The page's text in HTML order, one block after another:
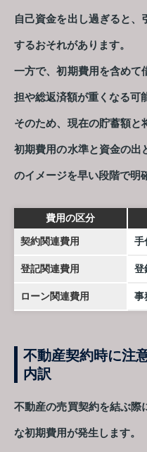
自己資金を出し過ぎると、
するおそれがあります。
一方で、初期費用を含めて
担や総返済額が重くなる可
そのため、現在の貯蓄額と
初期費用の水準と資金の出
のイメージを早い段階で明
費用の区分
契約関連費用 手
登記関連費用 登
ローン関連費用 事
不動産契約時に注
内訳
不動産の売買契約を結ぶ際
な初期費用が発生します。